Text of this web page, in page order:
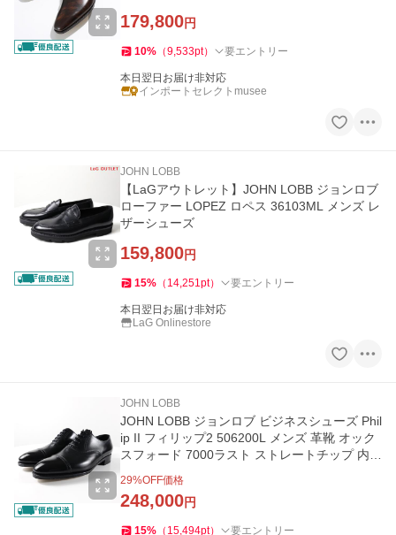
179,800円
10% （9,533pt） 要エントリー
本日翌日お届け非対応
インポートセレクトmusee
JOHN LOBB
【LaGアウトレット】JOHN LOBB ジョンロブ
ローファー LOPEZ ロペス 36103ML メンズ レ
ザーシューズ
159,800円
15% （ 14,251pt） 要エントリー
本日翌日お届け非対応
LaG Onlinestore
JOHN LOBB
JOHN LOBB ジョンロブ ビジネスシューズ Phil
ip II フィリップ2 506200L メンズ 革靴 オック
スフォード 7000ラスト ストレートチップ 内羽
29%OFF価格
248,000円
15% （ 15,494pt） 要エントリー